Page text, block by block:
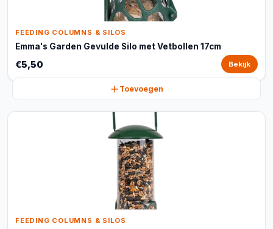
FEEDING COLUMNS & SILOS
Emma's Garden Gevulde Silo met Vetbollen 17cm
€5,50 Bekijk
Toevoegen
FEEDING COLUMNS & SILOS